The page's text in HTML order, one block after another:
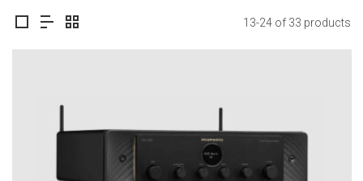
13-24 of 33 products